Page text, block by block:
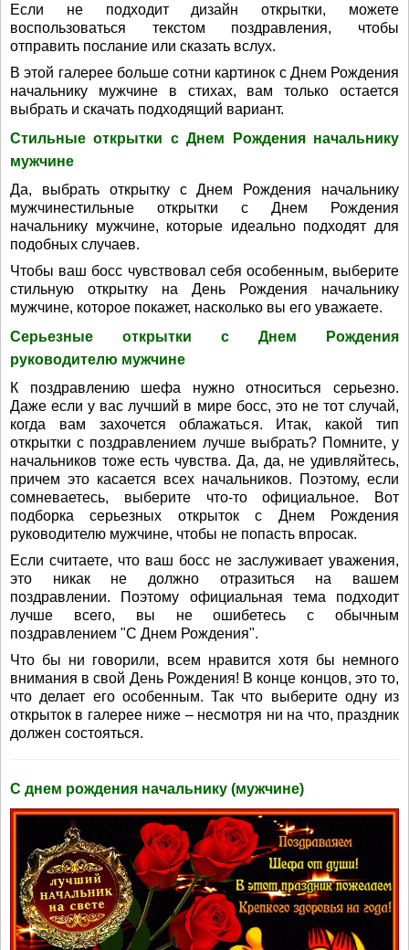
Если не подходит дизайн открытки, можете
воспользоваться текстом поздравления, чтобы
отправить послание или сказать вслух.
В этой галерее больше сотни картинок с Днем Рождения
начальнику мужчине в стихах, вам только остается
выбрать и скачать подходящий вариант.
Стильные открытки с Днем Рождения начальнику
мужчине
Да, выбрать открытку с Днем Рождения начальнику
мужчинестильные открытки с Днем Рождения
начальнику мужчине, которые идеально подходят для
подобных случаев.
Чтобы ваш босс чувствовал себя особенным, выберите
стильную открытку на День Рождения начальнику
мужчине, которое покажет, насколько вы его уважаете.
Серьезные открытки с Днем Рождения
руководителю мужчине
К поздравлению шефа нужно относиться серьезно.
Даже если у вас лучший в мире босс, это не тот случай,
когда вам захочется облажаться. Итак, какой тип
открытки с поздравлением лучше выбрать? Помните, у
начальников тоже есть чувства. Да, да, не удивляйтесь,
причем это касается всех начальников. Поэтому, если
сомневаетесь, выберите что-то официальное. Вот
подборка серьезных открыток с Днем Рождения
руководителю мужчине, чтобы не попасть впросак.
Если считаете, что ваш босс не заслуживает уважения,
это никак не должно отразиться на вашем
поздравлении. Поэтому официальная тема подходит
лучше всего, вы не ошибетесь с обычным
поздравлением "С Днем Рождения".
Что бы ни говорили, всем нравится хотя бы немного
внимания в свой День Рождения! В конце концов, это то,
что делает его особенным. Так что выберите одну из
открыток в галерее ниже – несмотря ни на что, праздник
должен состояться.
С днем рождения начальнику (мужчине)